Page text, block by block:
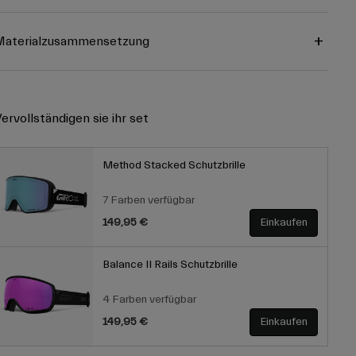
sie ihr set
Method Stacked Schutzbrille
7 Farben verfügbar
149,95 €
Einkaufen
Balance II Rails Schutzbrille
4 Farben verfügbar
149,95 €
Einkaufen